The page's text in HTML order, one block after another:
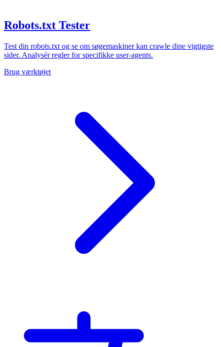
Robots.txt Tester
Test din robots.txt og se om søgemaskiner kan crawle dine vigtigste
sider. Analysér regler for specifikke user-agents.
Brug værktøjet